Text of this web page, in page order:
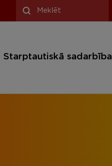
Starptautiskā sadarbība